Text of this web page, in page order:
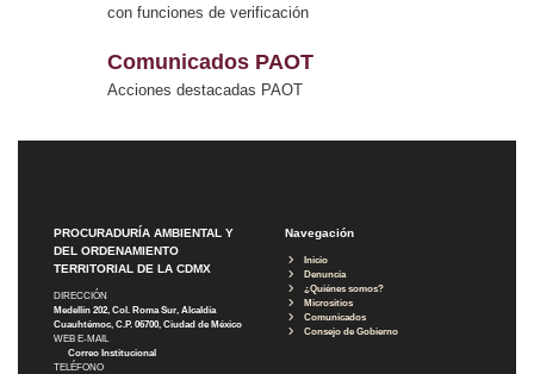
con funciones de verificación
Comunicados PAOT
Acciones destacadas PAOT
PROCURADURÍA AMBIENTAL Y
DEL ORDENAMIENTO
TERRITORIAL DE LA CDMX
DIRECCIÓN
Medellín 202, Col. Roma Sur, Alcaldía
Cuauhtémoc, C.P. 06700, Ciudad de México
WEB E-MAIL
Correo Institucional
TELÉFONO
Navegación
Inicio
Denuncia
¿Quiénes somos?
Micrositios
Comunicados
Consejo de Gobierno